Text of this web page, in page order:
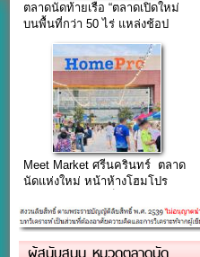
ตลาดนัดท้ายเรือ “ตลาดเปิดใหม่
บนพื้นที่กว่า 50 ไร่ แหล่งช้อป
แห่งใหม่เมืองสมุทรปราการ”
Meet Market ศรีนครินทร์ ตลาด
นัดแห่งใหม่ หน้าห้างโฮมโปร
นี้)